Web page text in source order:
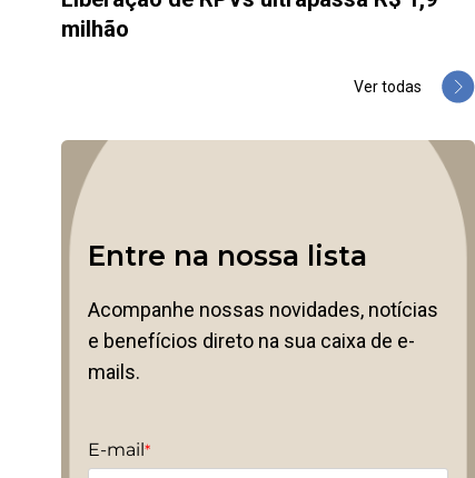
milhão
Ver todas
Entre na nossa lista
Acompanhe nossas novidades, notícias
e benefícios direto na sua caixa de e-
mails.
E-mail *